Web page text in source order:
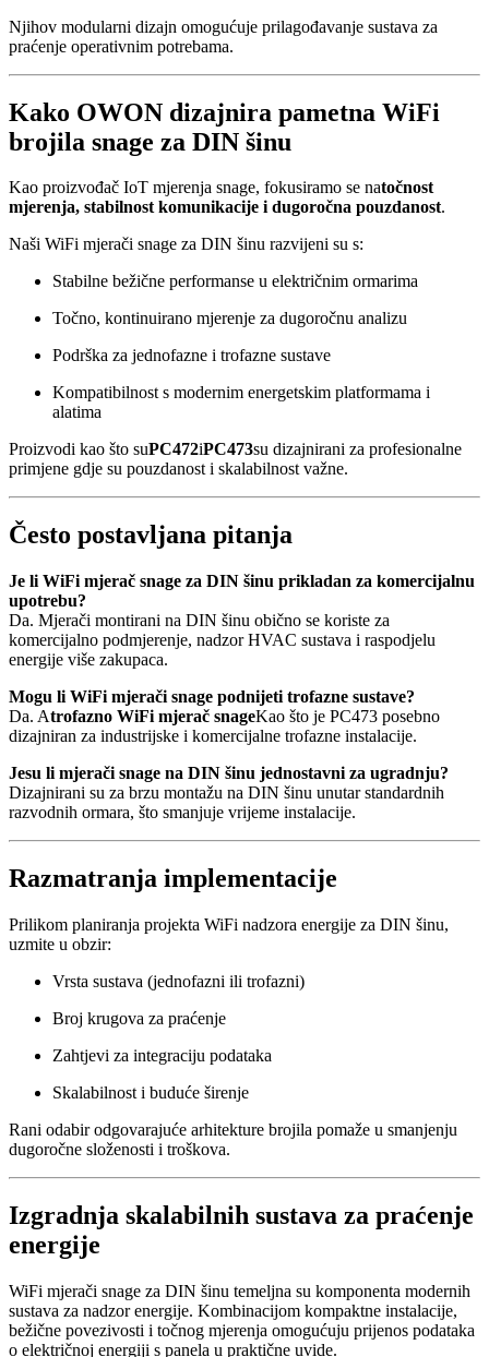
Njihov modularni dizajn omogućuje prilagođavanje sustava za
praćenje operativnim potrebama.
Kako OWON dizajnira pametna WiFi
brojila snage za DIN šinu
Kao proizvođač IoT mjerenja snage, fokusiramo se natočnost
mjerenja, stabilnost komunikacije i dugoročna pouzdanost.
Naši WiFi mjerači snage za DIN šinu razvijeni su s:
Stabilne bežične performanse u električnim ormarima
Točno, kontinuirano mjerenje za dugoročnu analizu
Podrška za jednofazne i trofazne sustave
Kompatibilnost s modernim energetskim platformama i
alatima
Proizvodi kao što suPC472iPC473su dizajnirani za profesionalne
primjene gdje su pouzdanost i skalabilnost važne.
Često postavljana pitanja
Je li WiFi mjerač snage za DIN šinu prikladan za komercijalnu
upotrebu?
Da. Mjerači montirani na DIN šinu obično se koriste za
komercijalno podmjerenje, nadzor HVAC sustava i raspodjelu
energije više zakupaca.
Mogu li WiFi mjerači snage podnijeti trofazne sustave?
Da. Atrofazno WiFi mjerač snageKao što je PC473 posebno
dizajniran za industrijske i komercijalne trofazne instalacije.
Jesu li mjerači snage na DIN šinu jednostavni za ugradnju?
Dizajnirani su za brzu montažu na DIN šinu unutar standardnih
razvodnih ormara, što smanjuje vrijeme instalacije.
Razmatranja implementacije
Prilikom planiranja projekta WiFi nadzora energije za DIN šinu,
uzmite u obzir:
Vrsta sustava (jednofazni ili trofazni)
Broj krugova za praćenje
Zahtjevi za integraciju podataka
Skalabilnost i buduće širenje
Rani odabir odgovarajuće arhitekture brojila pomaže u smanjenju
dugoročne složenosti i troškova.
Izgradnja skalabilnih sustava za praćenje
energije
WiFi mjerači snage za DIN šinu temeljna su komponenta modernih
sustava za nadzor energije. Kombinacijom kompaktne instalacije,
bežične povezivosti i točnog mjerenja omogućuju prijenos podataka
o električnoj energiji s panela u praktične uvide.